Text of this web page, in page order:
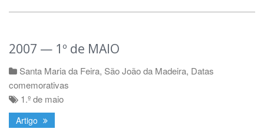
2007 — 1º de MAIO
Santa Maria da Feira, São João da Madeira, Datas
comemorativas
1.º de maio
Artigo